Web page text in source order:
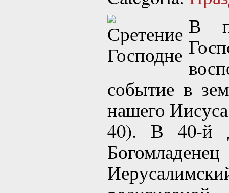
В
событие в
нашего
40). В 40-й